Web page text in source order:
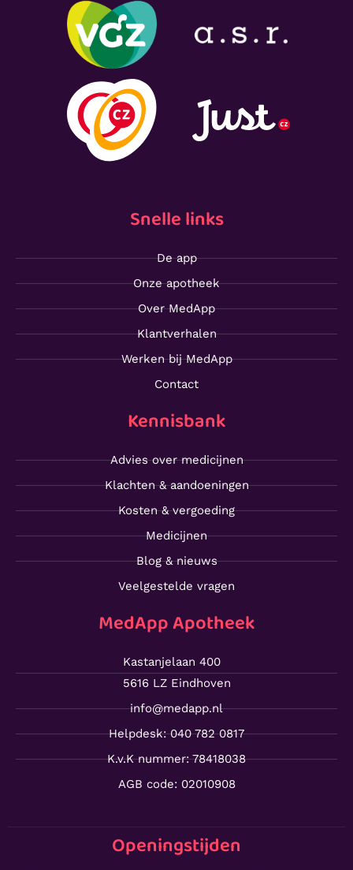
Snelle links
De app
Onze apotheek
Over MedApp
Klantverhalen
Werken bij MedApp
Contact
Kennisbank
Advies over medicijnen
Klachten & aandoeningen
Kosten & vergoeding
Medicijnen
Blog & nieuws
Veelgestelde vragen
MedApp Apotheek
Kastanjelaan 400
5616 LZ Eindhoven
info@medapp.nl
Helpdesk: 040 782 0817
K.v.K nummer: 78418038
AGB code: 02010908
Openingstijden